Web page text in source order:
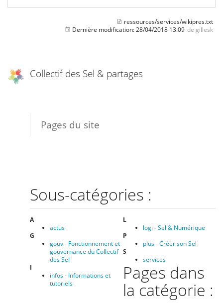
ressources/services/wikipres.txt
Dernière modification:28/04/2018 13:09 de gillesk
Collectif des Sel & partages
Pages du site
Sous-catégories :
A
actus
G
gouv - Fonctionnement et
gouvernance du Collectif
des Sel
I
infos - Informations et
tutoriels
L
logi - Sel & Numérique
P
plus - Créer son Sel
S
services
Pages dans
la catégorie :